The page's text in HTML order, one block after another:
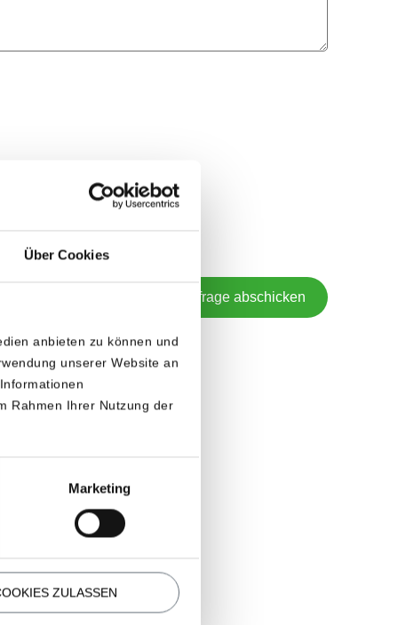
Über Cookies
anbieten zu können und
unserer Website an
Rahmen Ihrer Nutzung der
Marketing
ZULASSEN
einverstanden.
Anfrage abschicken